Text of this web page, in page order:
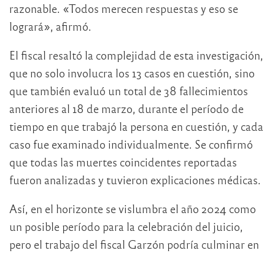
razonable. «Todos merecen respuestas y eso se
logrará», afirmó.
El fiscal resaltó la complejidad de esta investigación,
que no solo involucra los 13 casos en cuestión, sino
que también evaluó un total de 38 fallecimientos
anteriores al 18 de marzo, durante el período de
tiempo en que trabajó la persona en cuestión, y cada
caso fue examinado individualmente. Se confirmó
que todas las muertes coincidentes reportadas
fueron analizadas y tuvieron explicaciones médicas.
Así, en el horizonte se vislumbra el año 2024 como
un posible período para la celebración del juicio,
pero el trabajo del fiscal Garzón podría culminar en